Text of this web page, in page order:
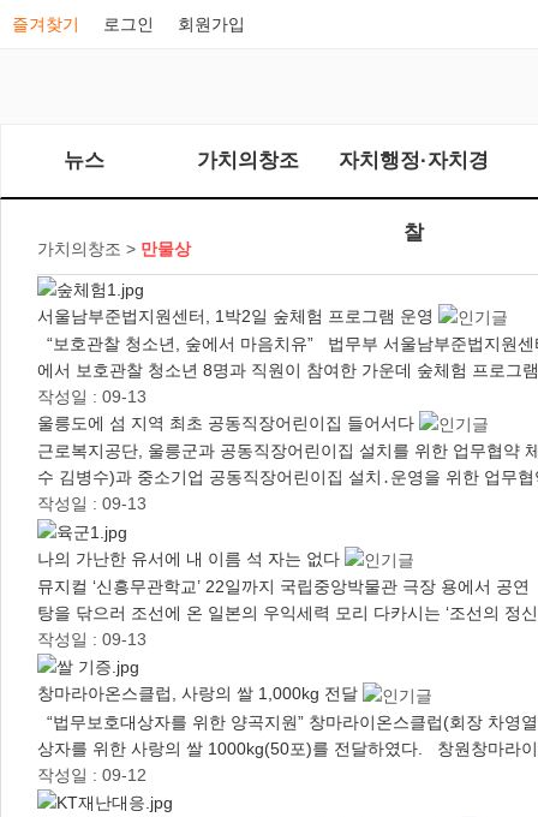
즐겨찾기 로그인 회원가입
뉴스 가치의창조 자치행정·자치경
찰
가치의창조 > 만물상
서울남부준법지원센터, 1박2일 숲체험 프로그램 운영
“보호관찰 청소년, 숲에서 마음치유” 법무부 서울남부준법지원
에서 보호관찰 청소년 8명과 직원이 참여한 가운데 숲체험 프로
작성일 : 09-13
울릉도에 섬 지역 최초 공동직장어린이집 들어서다
근로복지공단, 울릉군과 공동직장어린이집 설치를 위한 업무협약
수 김병수)과 중소기업 공동직장어린이집 설치․운영을 위한 업무
작성일 : 09-13
나의 가난한 유서에 내 이름 석 자는 없다
뮤지컬 ‘신흥무관학교’ 22일까지 국립중앙박물관 극장 용에서 공
탕을 닦으러 조선에 온 일본의 우익세력 모리 다카시는 ‘조선의 정
작성일 : 09-13
창마라아온스클럽, 사랑의 쌀 1,000kg 전달
“법무보호대상자를 위한 양곡지원” 창마라이온스클럽(회장 차
상자를 위한 사랑의 쌀 1000kg(50포)를 전달하였다. 창원창마라
작성일 : 09-12